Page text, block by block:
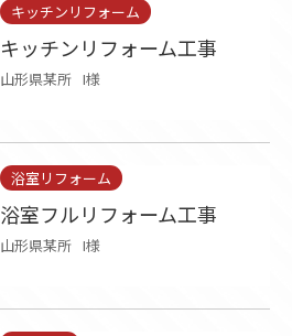
キッチンリフォーム
キッチンリフォーム工事
山形県某所 I様
浴室リフォーム
浴室フルリフォーム工事
山形県某所 I様